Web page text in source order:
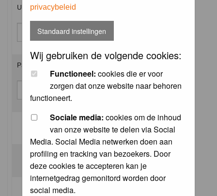
privacybeleid
Standaard instellingen
Wij gebruiken de volgende cookies:
Functioneel: cookies die er voor
zorgen dat onze website naar behoren
functioneert.
Sociale media: cookies om de inhoud
van onze website te delen via Social
Media. Social Media netwerken doen aan
profiling en tracking van bezoekers. Door
deze cookies te accepteren kan je
internetgedrag gemonitord worden door
social media.
Username:
Password:
Log me on automatically each visit:
I forgot my password